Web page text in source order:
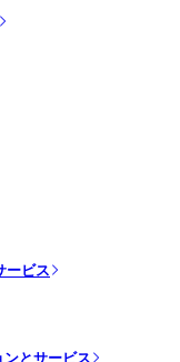
ービス
とサービス